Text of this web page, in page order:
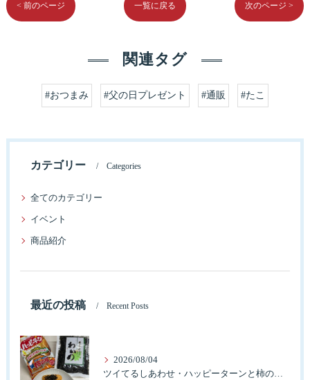
< 前のページ 一覧に戻る 次のページ >
関連タグ
#おつまみ #父の日プレゼント #通販 #たこ
カテゴリー Categories
全てのカテゴリー
イベント
商品紹介
最近の投稿 Recent Posts
2026/08/04
ツイてるしあわせ・ハッピーターンと柿の種とそふとわかめふりかけとタコふりかけ・ハッピーコラボレーション